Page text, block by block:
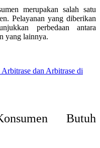
merupakan salah satu
Pelayanan yang diberikan
perbedaan antara
yang lainnya.
dan Arbitrase di
Butuh